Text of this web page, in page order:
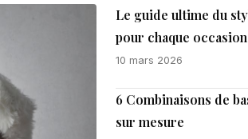
Le guide ultime du
pour chaque occasion
10 mars 2026
6 Combinaisons de
sur mesure